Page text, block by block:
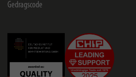
Gedragscode